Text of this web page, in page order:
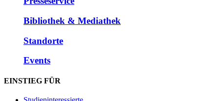
Bibliothek & Mediathek
Standorte
Events
EINSTIEG FÜR